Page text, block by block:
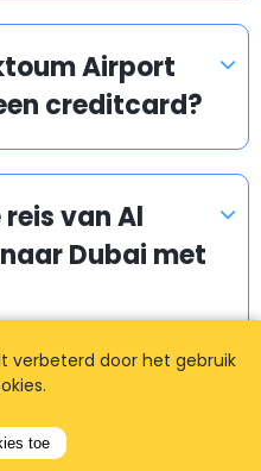
Airport
creditcard?
van Al
Dubai met
Airport?
verbeterd door het gebruik
toe